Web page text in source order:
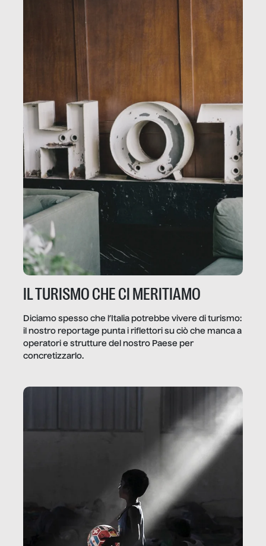
IL TURISMO CHE CI MERITIAMO
Diciamo spesso che l’Italia potrebbe vivere di turismo:
il nostro reportage punta i riflettori su ciò che manca a
operatori e strutture del nostro Paese per
concretizzarlo.